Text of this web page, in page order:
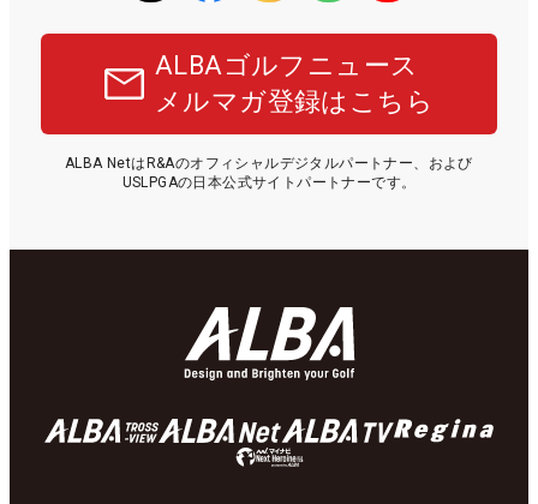
ALBAゴルフニュース
メルマガ登録はこちら
ALBA NetはR&Aのオフィシャルデジタルパートナー、および
USLPGAの日本公式サイトパートナーです。